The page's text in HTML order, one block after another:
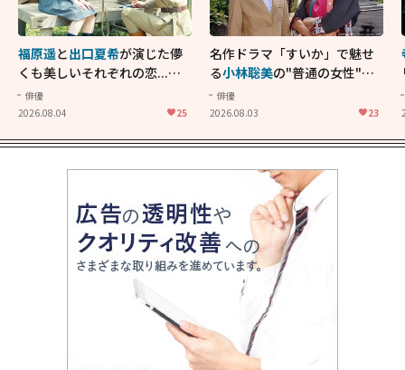
福原遥と出口夏希が演じた儚
くも美しいそれぞれの恋...生
きることの尊さを教えてくれ
た映画「あの花が咲く丘で、
俳優
2026.08.04
25
名作ドラマ「すいか」で魅せ
る小林聡美の"普通の女性"が
大人に刺さる...映画「かもめ
食堂」にも通じる静かな芝居
俳優
2026.08.03
23